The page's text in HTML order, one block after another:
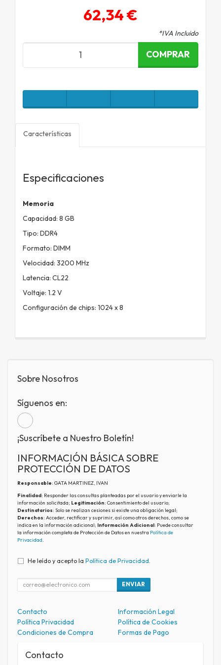
62,34 €
*IVA Incluido
COMPRAR
Características
Especificaciones
Memoria
Capacidad: 8 GB
Tipo: DDR4
Formato: DIMM
Velocidad: 3200 MHz
Latencia: CL22
Voltaje: 1.2 V
Configuración de chips: 1024 x 8
Sobre Nosotros
Síguenos en:
¡Suscríbete a Nuestro Boletín!
INFORMACIÓN BÁSICA SOBRE
PROTECCIÓN DE DATOS
Responsable: GATA MARTINEZ, IVAN
Finalidad: Responder las consultas planteadas por el usuario y enviarle la
información solicitada; Legitimación: Consentimiento del usuario;
Destinatarios: Solo se realizan cesiones si existe una obligación legal;
Derechos: Acceder, rectificar y suprimir, así como otros derechos, como se
indica en la información adicional; Información Adicional: Puede consultar
la información completa de Protección de Datos en nuestra Política de
Privacidad.
He leído y acepto la Política de Privacidad
ENVIAR
Contacto
Información Legal
Política Privacidad
Política de Cookies
Condiciones de Compra
Formas de Pago
Contacto